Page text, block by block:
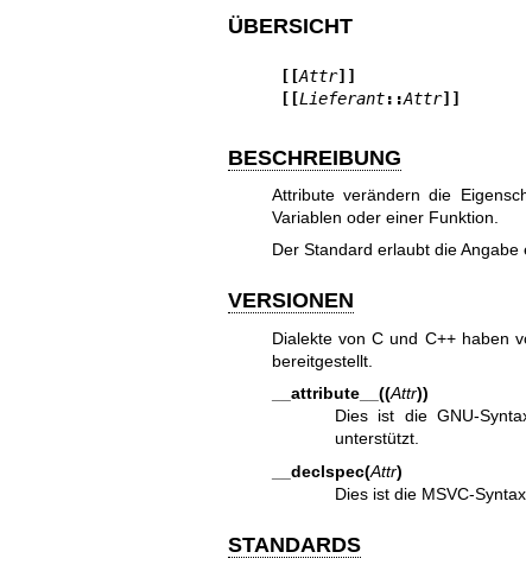
ÜBERSICHT
[[Attr]]
[[Lieferant::Attr]]
BESCHREIBUNG
Attribute verändern die
Variablen oder einer Funktion.
Der Standard erlaubt die Angabe
VERSIONEN
Dialekte von C und C++ haben
bereitgestellt.
__attribute__((Attr))
Dies ist die GNU-
unterstützt.
__declspec(Attr)
Dies ist die MSVC-
STANDARDS